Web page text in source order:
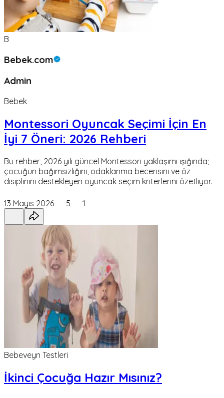
B
Bebek.com
Admin
Bebek
Montessori Oyuncak Seçimi İçin En
İyi 7 Öneri: 2026 Rehberi
Bu rehber, 2026 yılı güncel Montessori yaklaşımı ışığında;
çocuğun bağımsızlığını, odaklanma becerisini ve öz
disiplinini destekleyen oyuncak seçim kriterlerini özetliyor.
13 Mayıs 2026 5 1
Bebeveyn Testleri
İkinci Çocuğa Hazır Mısınız?